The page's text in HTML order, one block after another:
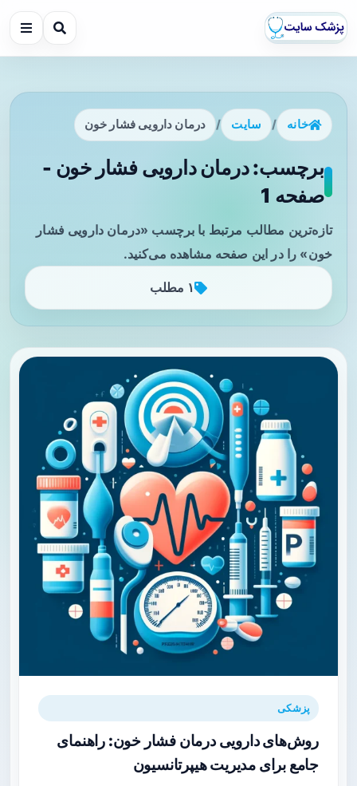
خانه / سایت / درمان دارویی فشار خون
برچسب: درمان دارویی فشار خون -
صفحه 1
تازه‌ترین مطالب مرتبط با برچسب «درمان دارویی فشار
خون» را در این صفحه مشاهده می‌کنید.
۱ مطلب
پزشکی
روش‌های دارویی درمان فشار خون: راهنمای
جامع برای مدیریت هیپرتانسیون